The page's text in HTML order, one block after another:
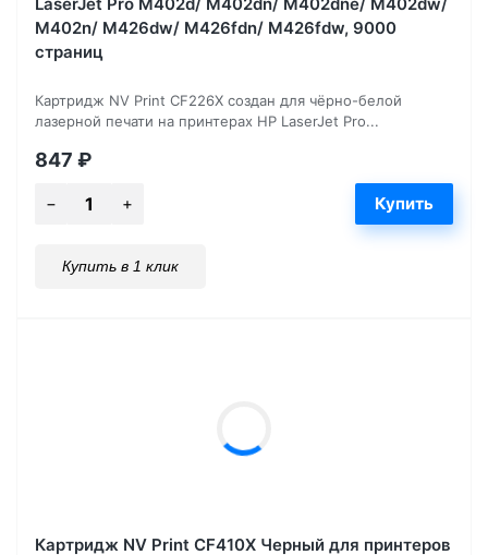
LaserJet Pro M402d/ M402dn/ M402dne/ M402dw/
M402n/ M426dw/ M426fdn/ M426fdw, 9000
страниц
Картридж NV Print CF226X создан для чёрно-белой
лазерной печати на принтерах HP LaserJet Pro...
847 ₽
Купить в 1 клик
Картридж NV Print CF410X Черный для принтеров